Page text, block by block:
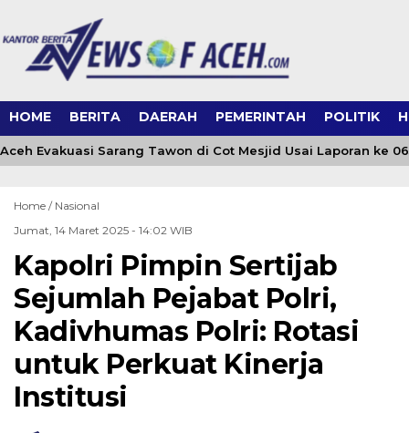
HOME BERITA DAERAH PEMERINTAH POLITIK
Evakuasi Sarang Tawon di Cot Mesjid Usai Laporan ke
Home / Nasional
Jumat, 14 Maret 2025 - 14:02 WIB
Kapolri Pimpin Sertijab
Sejumlah Pejabat Polri,
Kadivhumas Polri: Rotasi
untuk Perkuat Kinerja
Institusi